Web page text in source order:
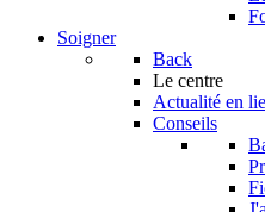
Soigner
Back
Le centre
Actualité en
Conseils